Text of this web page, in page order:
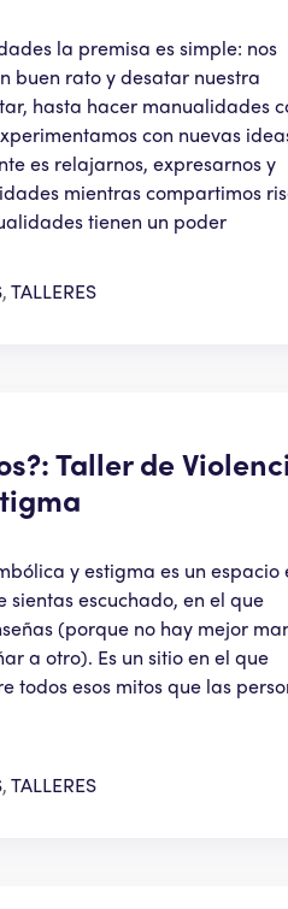
la premisa es simple: nos
buen rato y desatar nuestra
hasta hacer manualidades
con nuevas
es relajarnos, expresarnos y
mientras compartimos
tienen un poder
,TALLERES
Taller de
y estigma es un espacio
sientas escuchado, en el que
(porque no hay mejor
a otro). Es un sitio en el que
todos esos mitos que las
,TALLERES